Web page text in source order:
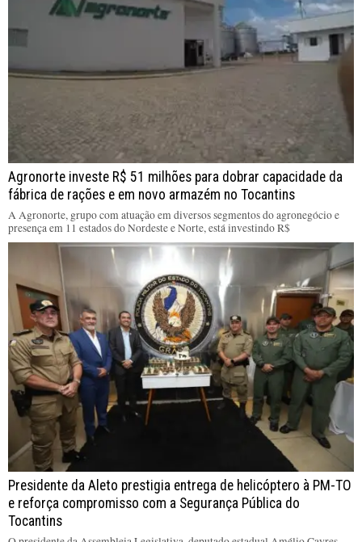
Agronorte investe R$ 51 milhões para dobrar capacidade da
fábrica de rações e em novo armazém no Tocantins
A Agronorte, grupo com atuação em diversos segmentos do agronegócio e
presença em 11 estados do Nordeste e Norte, está investindo R$
Presidente da Aleto prestigia entrega de helicóptero à PM-TO
e reforça compromisso com a Segurança Pública do
Tocantins